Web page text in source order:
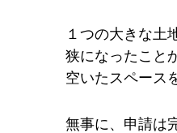
１つの大きな土
狭になったこと
空いたスペース
無事に、申請は